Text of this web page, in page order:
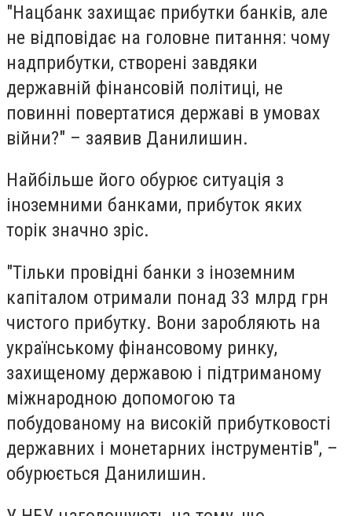
"Нацбанк захищає прибутки банків, але
не відповідає на головне питання: чому
надприбутки, створені завдяки
державній фінансовій політиці, не
повинні повертатися державі в умовах
війни?" – заявив Данилишин.
Найбільше його обурює ситуація з
іноземними банками, прибуток яких
торік значно зріс.
"Тільки провідні банки з іноземним
капіталом отримали понад 33 млрд грн
чистого прибутку. Вони заробляють на
українському фінансовому ринку,
захищеному державою і підтриманому
міжнародною допомогою та
побудованому на високій прибутковості
державних і монетарних інструментів", –
обурюється Данилишин.